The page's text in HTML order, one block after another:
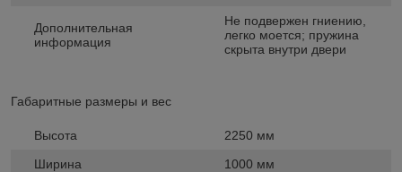
Дополнительная
информация
Не подвержен гниению,
легко моется; пружина
скрыта внутри двери
Габаритные размеры и вес
Высота
2250 мм
Ширина
1000 мм